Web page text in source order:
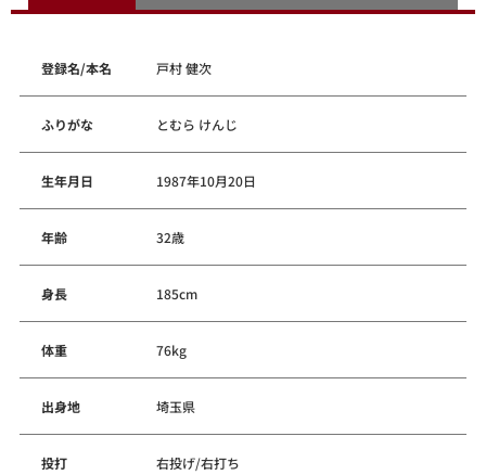
登録名/本名 戸村 健次
ふりがな とむら けんじ
生年月日 1987年10月20日
年齢 32歳
身長 185cm
体重 76kg
出身地 埼玉県
投打 右投げ/右打ち